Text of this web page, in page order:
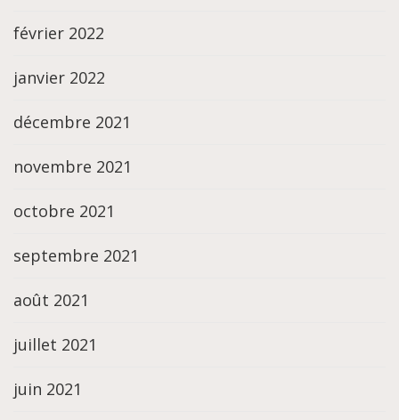
février 2022
janvier 2022
décembre 2021
novembre 2021
octobre 2021
septembre 2021
août 2021
juillet 2021
juin 2021